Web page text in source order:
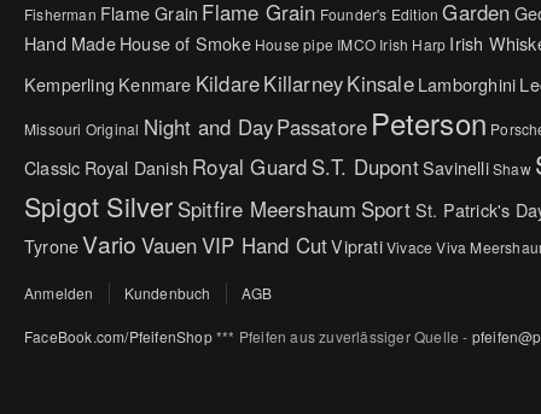
Fisherman Flame Grain Flame Grain Founder's Edition Garden
Hand MadeHouse of Smoke House pipe IMCO Irish Harp Irish
Kemperling Kenmare KildareKillarneyKinsaleLamborghini
Missouri Original Night and DayPassatore Peterson
Classic Royal Danish Royal Guard S.T. DupontSavinelliShaw
Spigot Silver Spitfire Meershaum SportSt. Patrick's
TyroneVario VauenVIP Hand CutVipratiVivace Viva
Anmelden Kundenbuch AGB
FaceBook.com/PfeifenShop*** Pfeifen aus zuverlässiger Quelle -